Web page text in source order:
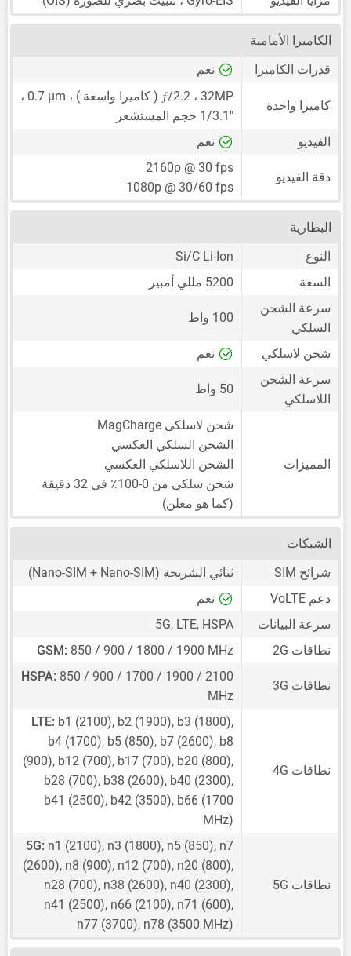
الكاميرا الأمامية
قدرات الكاميرا
نعم
كاميرا واحدة
32MP ، ƒ/2.2 ( كاميرا واسعة ) ، 0.7 μm ،
1/3.1" حجم المستشعر
الفيديو
نعم
دقة الفيديو
2160p @ 30 fps
1080p @ 30/60 fps
البطارية
النوع
Si/C Li-Ion
السعة
5200 مللي أمبير
سرعة الشحن
السلكي
100 واط
شحن لاسلكي
نعم
سرعة الشحن
اللاسلكي
50 واط
المميزات
شحن لاسلكي MagCharge
الشحن السلكي العكسي
الشحن اللاسلكي العكسي
شحن سلكي من 0-100٪ في 32 دقيقة
(كما هو معلن)
الشبكات
شرائح SIM
ثنائي الشريحة (Nano-SIM + Nano-SIM)
دعم VoLTE
نعم
سرعة البيانات
5G, LTE, HSPA
نطاقات 2G
GSM: 850 / 900 / 1800 / 1900 MHz
نطاقات 3G
HSPA: 850 / 900 / 1700 / 1900 / 2100
MHz
نطاقات 4G
LTE: b1 (2100), b2 (1900), b3 (1800),
b4 (1700), b5 (850), b7 (2600), b8
(900), b12 (700), b17 (700), b20 (800),
b28 (700), b38 (2600), b40 (2300),
b41 (2500), b42 (3500), b66 (1700
MHz)
نطاقات 5G
5G: n1 (2100), n3 (1800), n5 (850), n7
(2600), n8 (900), n12 (700), n20 (800),
n28 (700), n38 (2600), n40 (2300),
n41 (2500), n66 (2100), n71 (600),
n77 (3700), n78 (3500 MHz)